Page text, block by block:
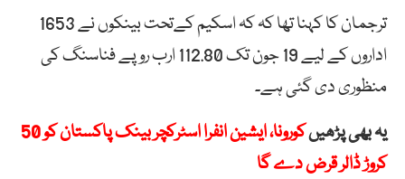
ترجمان کا کہنا تھا کہ کہ اسکیم کےتحت بینکوں نے 1653
اداروں کے لیے 19 جون تک 112.80 ارب روپے فناسنگ کی
منظوری دی گئی ہے۔
یہ بھی پڑھیں
کورونا، ایشین انفرا اسٹرکچر بینک پاکستان کو 50
کروڑ ڈالر قرض دے گا